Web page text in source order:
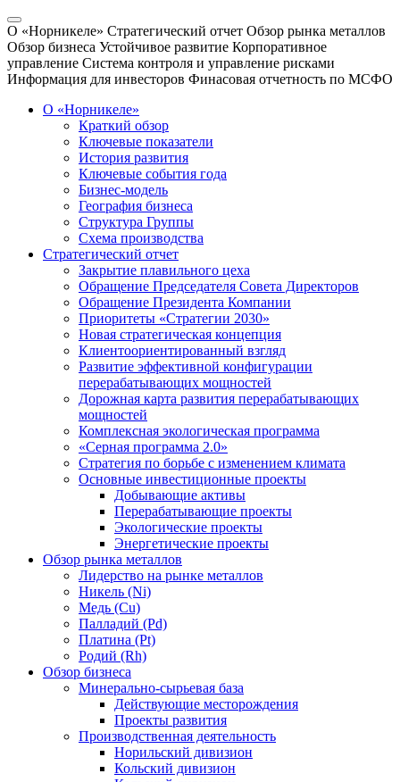
О «Норникеле» Стратегический отчет Обзор рынка металлов
Обзор бизнеса Устойчивое развитие Корпоративное
управление Система контроля и управление рисками
Информация для инвесторов Финасовая отчетность по МСФО
О «Норникеле»
Краткий обзор
Ключевые показатели
История развития
Ключевые события года
Бизнес-модель
География бизнеса
Структура Группы
Схема производства
Стратегический отчет
Закрытие плавильного цеха
Обращение Председателя Совета Директоров
Обращение Президента Компании
Приоритеты «Стратегии 2030»
Новая стратегическая концепция
Клиентоориентированный взгляд
Развитие эффективной конфигурации
перерабатывающих мощностей
Дорожная карта развития перерабатывающих
мощностей
Комплексная экологическая программа
«Серная программа 2.0»
Стратегия по борьбе с изменением климата
Основные инвестиционные проекты
Добывающие активы
Перерабатывающие проекты
Экологические проекты
Энергетические проекты
Обзор рынка металлов
Лидерство на рынке металлов
Никель (Ni)
Медь (Cu)
Палладий (Pd)
Платина (Pt)
Родий (Rh)
Обзор бизнеса
Минерально-сырьевая база
Действующие месторождения
Проекты развития
Производственная деятельность
Норильский дивизион
Кольский дивизион